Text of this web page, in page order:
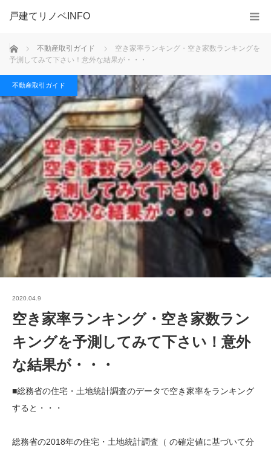
戸建てリノベINFO
ホーム 不動産取引ガイド
空き家率ランキング・空き家数ランキングを
予測してみて下さい！意外な結果が・・・
不動産取引ガイド
2020.04.9
空き家率ランキング・空き家数ラン
キングを予測してみて下さい！意外
な結果が・・・
■総務省の住宅・土地統計調査のデータで空き家率をランキング
すると・・・
総務省の2018年の住宅・土地統計調査（ の確定値に基づいて分